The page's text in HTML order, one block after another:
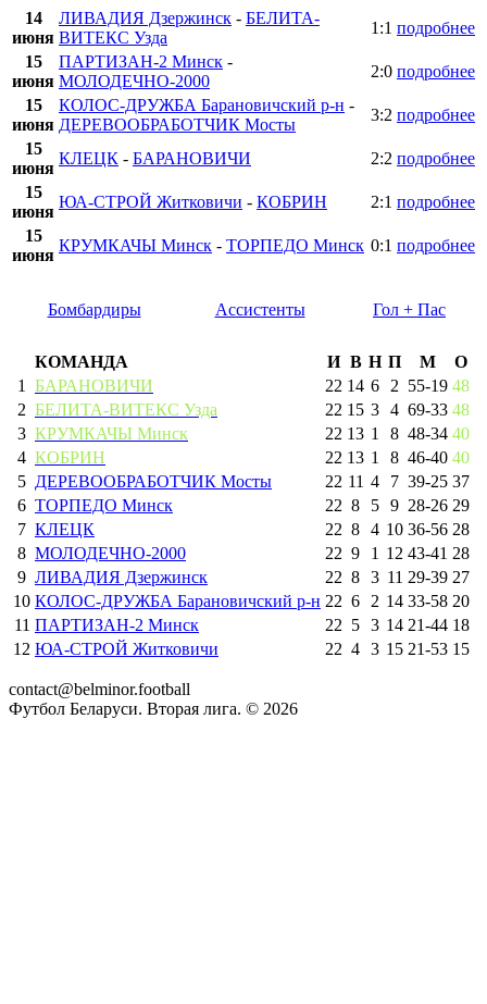
14
июня
ЛИВАДИЯ Дзержинск - БЕЛИТА-
ВИТЕКС Узда
1:1 подробнее
15
июня
ПАРТИЗАН-2 Минск -
МОЛОДЕЧНО-2000
2:0 подробнее
15
июня
КОЛОС-ДРУЖБА Барановичский р-н -
ДЕРЕВООБРАБОТЧИК Мосты
3:2 подробнее
15
июня
КЛЕЦК - БАРАНОВИЧИ 2:2 подробнее
15
июня
ЮА-СТРОЙ Житковичи - КОБРИН 2:1 подробнее
15
июня
КРУМКАЧЫ Минск - ТОРПЕДО Минск 0:1 подробнее
Бомбардиры Ассистенты Гол + Пас
КОМАНДА И В Н П М
О
1
БАРАНОВИЧИ 22 14 6 2 55-19 48
2 БЕЛИТА-ВИТЕКС Узда 22 15 3 4 69-33 48
3 КРУМКАЧЫ Минск 22 13 1 8 48-34 40
4 КОБРИН 22 13 1 8 46-40 40
5 ДЕРЕВООБРАБОТЧИК Мосты 22 11 4 7 39-25 37
6 ТОРПЕДО Минск 22 8 5 9 28-26 29
7 КЛЕЦК 22 8 4 10 36-56 28
8 МОЛОДЕЧНО-2000 22 9 1 12 43-41 28
9 ЛИВАДИЯ Дзержинск 22 8 3 11 29-39 27
10 КОЛОС-ДРУЖБА Барановичский р-н 22 6 2 14 33-58 20
11 ПАРТИЗАН-2 Минск 22 5 3 14 21-44 18
12 ЮА-СТРОЙ Житковичи 22 4 3 15 21-53 15
contact@belminor.football
Футбол Беларуси. Вторая лига. © 2026